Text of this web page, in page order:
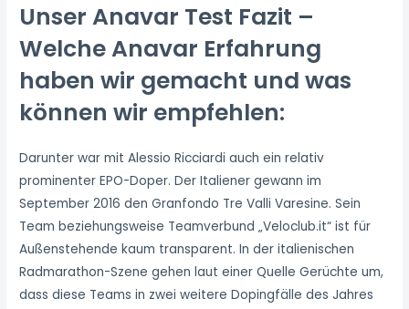
Unser Anavar Test Fazit –
Welche Anavar Erfahrung
haben wir gemacht und was
können wir empfehlen:
Darunter war mit Alessio Ricciardi auch ein relativ
prominenter EPO-Doper. Der Italiener gewann im
September 2016 den Granfondo Tre Valli Varesine. Sein
Team beziehungsweise Teamverbund „Veloclub.it“ ist für
Außenstehende kaum transparent. In der italienischen
Radmarathon-Szene gehen laut einer Quelle Gerüchte um,
dass diese Teams in zwei weitere Dopingfälle des Jahres